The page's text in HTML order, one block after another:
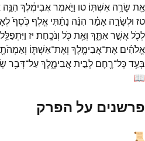
אֵ֖ת שָׂרָ֥ה אִשְׁתּֽוֹ׃ טו וַיֹּ֣אמֶראֲבִימֶ֔לֶךְ הִנֵּ֥ה
טז וּלְשָׂרָ֣ה אָמַ֗ר הִנֵּ֨ה נָתַ֜תִּי אֶ֤לֶף כֶּ֙סֶף֙
לְכֹ֖לאֲשֶׁ֣ראִתָּ֑ךְ וְאֵ֥תכֹּ֖ל וְנֹכָֽחַת׃ יז וַיִּתְפַּלֵּ֥ל
אֱלֹהִ֜ים אֶת־אֲבִימֶ֧לֶךְ וְאֶת־אִשְׁתּ֛וֹ
בְּעַ֥דכָּל־רֶ֖חֶם לְבֵ֣יתאֲבִימֶ֑לֶךְעַל־דְּבַ֥ר
📖
פרשנים על הפרק
📜